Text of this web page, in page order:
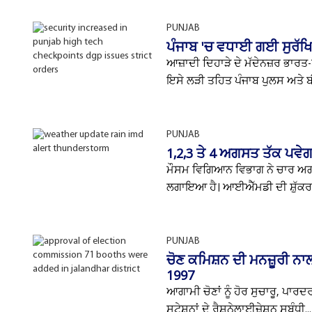
PUNJAB
ਪੰਜਾਬ 'ਚ ਵਧਾਈ ਗਈ
ਆਜ਼ਾਦੀ ਦਿਹਾੜੇ ਦੇ ਮੱਦੇਨਜ਼ਰ
ਇਸੇ ਲੜੀ ਤਹਿਤ ਪੰਜਾਬ ਪੁਲਸ ਅਤੇ
PUNJAB
1,2,3 ਤੇ 4 ਅਗਸਤ ਤੱਕ
ਮੌਸਮ ਵਿਗਿਆਨ ਵਿਭਾਗ ਨੇ ਚਾਰ
ਲਗਾਇਆ ਹੈ। ਆਈਐੱਮਡੀ ਦੀ
PUNJAB
ਚੋਣ ਕਮਿਸ਼ਨ ਦੀ ਮਨਜ਼ੂਰੀ
1997
ਆਗਾਮੀ ਚੋਣਾਂ ਨੂੰ ਹੋਰ ਸੁਚਾਰੂ,